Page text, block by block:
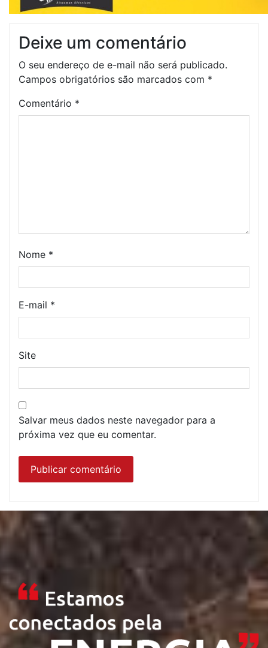
Deixe um comentário
O seu endereço de e-mail não será publicado.
Campos obrigatórios são marcados com *
Comentário *
Nome *
E-mail *
Site
Salvar meus dados neste navegador para a
próxima vez que eu comentar.